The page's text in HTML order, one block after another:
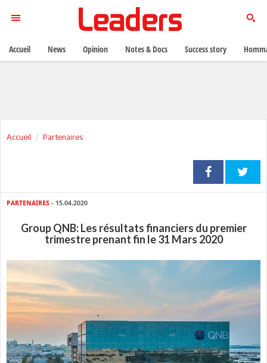
Accueil Partenaires
PARTENAIRES - 15.04.2020
Group QNB: Les résultats financiers du premier
trimestre prenant fin le 31 Mars 2020
Accueil News Opinion Notes & Docs Success story